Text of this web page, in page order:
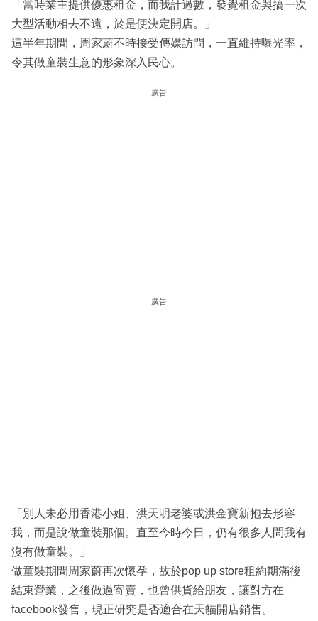
「當時業主提供優惠租金，而我計過數，發覺租金與搞一次
大型活動相去不遠，於是便決定開店。」
這半年期間，周家蔚不時接受傳媒訪問，一直維持曝光率，
令其做童裝生意的形象深入民心。
廣告
廣告
「別人未必用香港小姐、洪天明老婆或洪金寶新抱去形容
我，而是說做童裝那個。直至今時今日，仍有很多人問我有
沒有做童裝。」
做童裝期間周家蔚再次懷孕，故於pop up store租約期滿後
結束營業，之後做過寄賣，也曾供貨給朋友，讓對方在
facebook發售，現正研究是否適合在天貓開店銷售。